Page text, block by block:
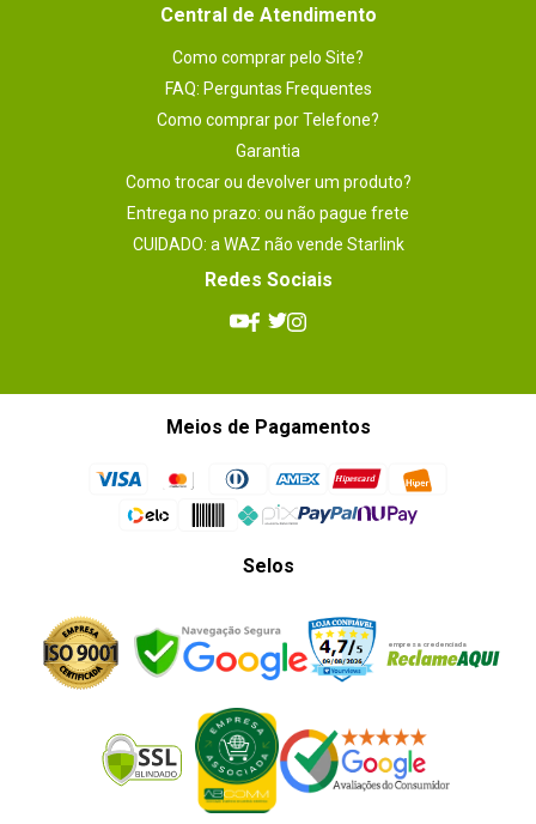
Flash:
GPS
Não especificado.
Telefone
- Padrão: Micro-SIM.
- Padrões suportados: HSDPA e HSUPA
(850 - 900 - 1.800 - 1.900MHz).
Google Android v4.3.
-
Entrada do adaptador de energia: 100 ~
240V / 50 - 60Hz.
Dimensões
Interfaces_filtro
Teclado
Somente touchscreen.
Processadores
CPU:
Exynos 5 Octa 5420 @ 1,9GHz (Quad Core -
Cortex A15) + 1,3GHz (Quad Core - Cortex
A7).
GPU:
Mali-T628 MP6
Central de Atendimento
Como comprar pelo Site?
FAQ: Perguntas Frequentes
Como comprar por Telefone?
Garantia
Como trocar ou devolver um produto?
Entrega no prazo: ou não pague frete
CUIDADO: a WAZ não vende Starlink
Redes Sociais
Meios de Pagamentos
Selos